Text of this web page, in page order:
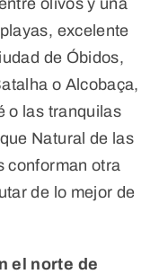
excelente
de Óbidos,
o Alcobaça,
o las tranquilas
Natural de las
conforman otra
de lo mejor de
el norte de